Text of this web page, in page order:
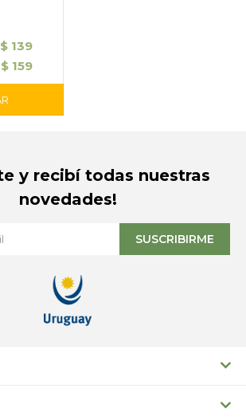
$ 139
$ 159
y recibí todas nuestras
novedades!
SUSCRIBIRME